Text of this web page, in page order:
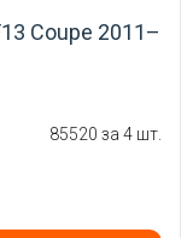
Coupe 2011–
85520 за 4 шт.